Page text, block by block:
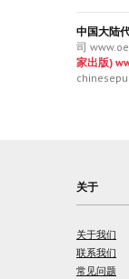
中国大陆
司
家出版)
关于
关于我们
联系我们
常见问题